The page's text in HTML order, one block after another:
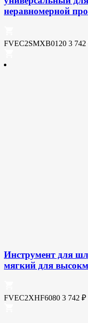
неравномерной
FVEC2SMXB0120 3 742
Инструмент для
мягкий для
FVEC2XHF6080 3 742 ₽